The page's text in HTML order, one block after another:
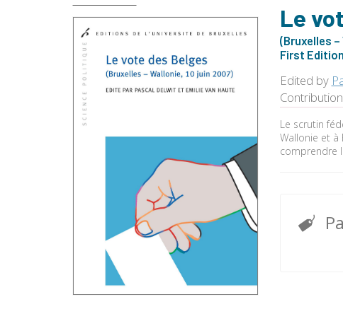
Le
(Bruxelles –
First Edition
Edited by
Le scrutin
Wallonie et à
comprendre